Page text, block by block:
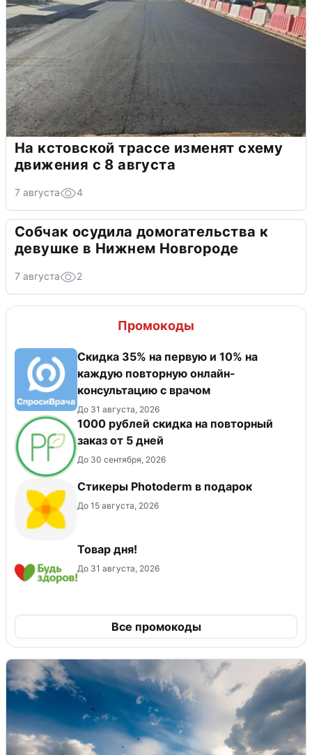
На кстовской трассе изменят схему
движения с 8 августа
7 августа 4
Собчак осудила домогательства к
девушке в Нижнем Новгороде
7 августа 2
Промокоды
Скидка 35% на первую и 10% на
каждую повторную онлайн-
консультацию с врачом
До 31 августа, 2026
1000 рублей скидка на повторный
заказ от 5 дней
До 30 сентября, 2026
Стикеры Photoderm в подарок
До 15 августа, 2026
Товар дня!
До 31 августа, 2026
Все промокоды